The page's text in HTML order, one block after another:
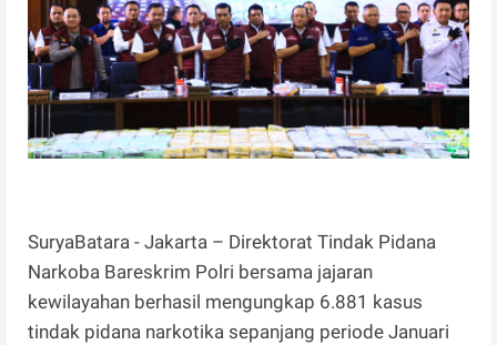
SuryaBatara - Jakarta – Direktorat Tindak Pidana
Narkoba Bareskrim Polri bersama jajaran
kewilayahan berhasil mengungkap 6.881 kasus
tindak pidana narkotika sepanjang periode Januari